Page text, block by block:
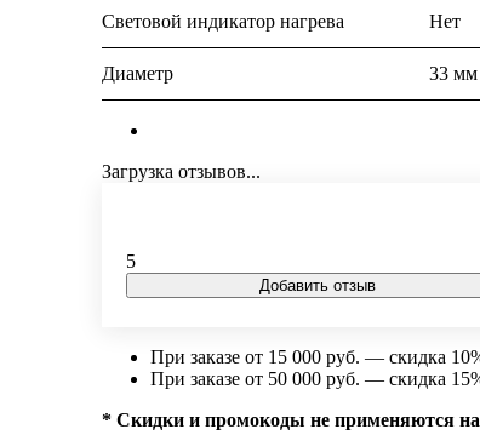
Световой индикатор нагрева Нет
Диаметр 33 мм
Загрузка отзывов...
5
Добавить отзыв
При заказе от 15 000 руб. — скидка
При заказе от 50 000 руб. — скидка
* Скидки и промокоды не применяются